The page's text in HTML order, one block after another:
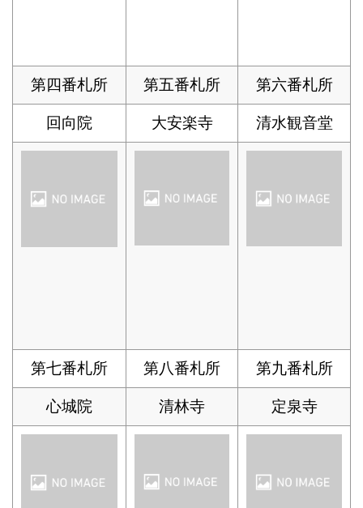
第四番札所 第五番札所 第六番札所
回向院 大安楽寺 清水観音堂
第七番札所 第八番札所 第九番札所
心城院 清林寺 定泉寺